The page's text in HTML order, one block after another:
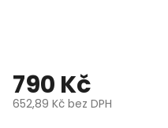
790 Kč
652,89 Kč bez DPH